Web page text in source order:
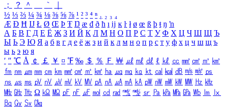
；
？ ＾ ｀
½ ⅓ ⅔ ¼ ¾ ⅛ ⅜ ⅝ ⅞ ¹ ² ³ ⁴ ⁿ ₁ ₂ ₃ ₄
Æ Ð Ħ Ĳ Ł Ø Œ Þ Ŧ Ŋ æ đ ð ħ ı ĳ ĸ ŀ ł ø œ ß þ ŧ ŋ ŉ
А Б В Г Д Е Ё Ж З И Й К Л М Н О П Р С Т У Ф Х Ц Ч Ш Щ Ъ
Ы Ь Э Ю Я а б в г д е ё ж з и й к л м н о п р с т у ф х ц ч ш щ ъ
ы ь э ю я
′ ″ ℃ Å ￠ ￡ ￥ ¤ ℉ ‰ ＄ ％ Ｆ ￦ ㎕ ㎖ ㎗ ℓ ㎘ ㏄ ㎣ ㎤ ㎥ ㎦
㎙ ㎚ ㎛ ㎜ ㎝ ㎞ ㎟ ㎠ ㎡ ㎢ ㏊ ㎍ ㎎ ㎏ ㏏ ㎈ ㎉ ㏈ ㎧ ㎨ ㎰
㎱ ㎲ ㎳ ㎴ ㎵ ㎶ ㎷ ㎸ ㎹ ㎀ ㎁ ㎂ ㎃ ㎄ ㎺ ㎻ ㎽ ㎾ ㎿ ㎐ ㎑
㎒ ㎓ ㎔ Ω ㏀ ㏁ ㎊ ㎋ ㎌ ㏖ ㏅ ㎭ ㎮ ㎯ ㏛ ㎩ ㎪ ㎫ ㎬ ㏝ ㏐
㏓
㏃ ㏉ ㏜ ㏆